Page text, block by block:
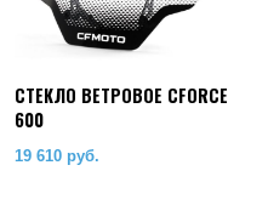
CТЕКЛО ВЕТРОВОЕ CFORCE
600
19 610 руб.